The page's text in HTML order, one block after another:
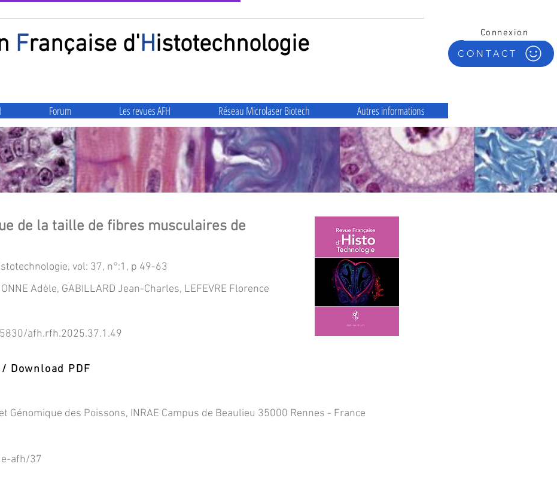
Française d'Histotechnologie CONTACT
Connexion
Forum Les revues AFH Réseau Microlaser Biotech Autres informations
de la taille de fibres musculaires de
vol: 37, n°:1, p 49-63
Adèle, GABILLARD Jean-Charles, LEFEVRE Florence
afh.rfh.2025.37.1.49
Download PDF
Génomique des Poissons, INRAE Campus de Beaulieu 35000 Rennes - France
afh/37